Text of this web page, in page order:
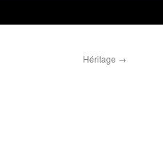
Héritage →